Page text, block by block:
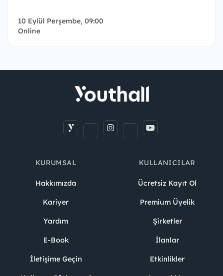
10 Eylül Perşembe, 09:00
Online
KURUMSAL
Hakkımızda
Kariyer
Yardım
E-Book
İletişime Geçin
KULLANICILAR
Ücretsiz Kayıt Ol
Premium Üyelik
Şirketler
İlanlar
Etkinlikler